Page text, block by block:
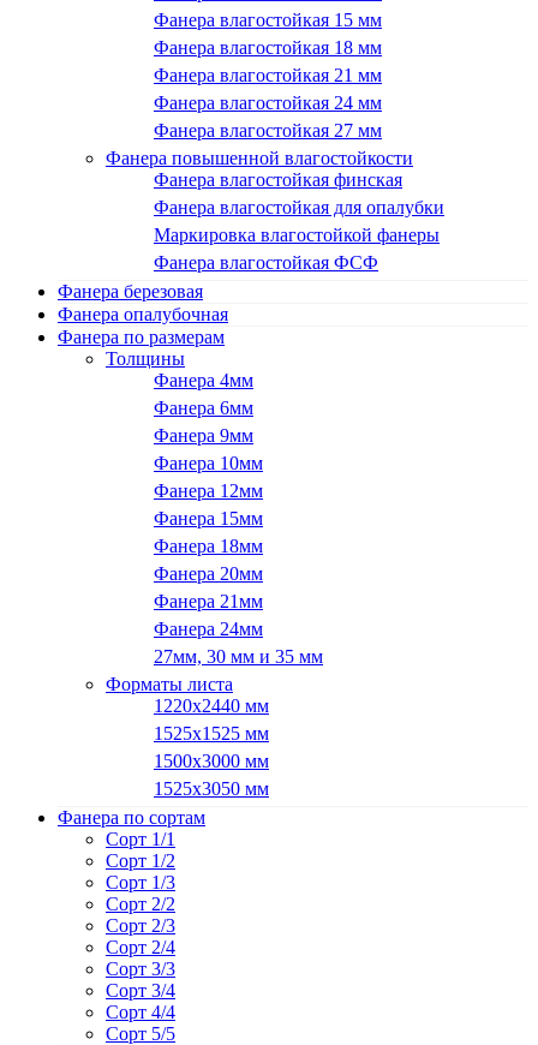
Фанера влагостойкая 15 мм
Фанера влагостойкая 18 мм
Фанера влагостойкая 21 мм
Фанера влагостойкая 24 мм
Фанера влагостойкая 27 мм
Фанера повышенной влагостойкости
Фанера влагостойкая финская
Фанера влагостойкая для опалубки
Маркировка влагостойкой фанеры
Фанера влагостойкая ФСФ
Фанера березовая
Фанера опалубочная
Фанера по размерам
Толщины
Фанера 4мм
Фанера 6мм
Фанера 9мм
Фанера 10мм
Фанера 12мм
Фанера 15мм
Фанера 18мм
Фанера 20мм
Фанера 21мм
Фанера 24мм
27мм, 30 мм и 35 мм
Форматы листа
1220х2440 мм
1525х1525 мм
1500х3000 мм
1525х3050 мм
Фанера по сортам
Сорт 1/1
Сорт 1/2
Сорт 1/3
Сорт 2/2
Сорт 2/3
Сорт 2/4
Сорт 3/3
Сорт 3/4
Сорт 4/4
Сорт 5/5